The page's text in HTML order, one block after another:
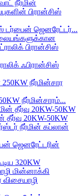
டர்பைன் ஜெனரேட்டர்...
ஃபிரான்சிஸ்
நீர்மின்சாரம்...
20KW-50KW
ஜெனரேட்டரின்
விசையாழி